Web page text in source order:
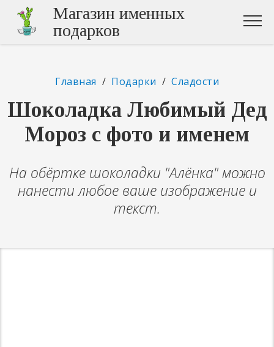
Магазин именных
подарков
Главная / Подарки / Сладости
Шоколадка Любимый Дед
Мороз с фото и именем
На обёртке шоколадки "Алёнка" можно
нанести любое ваше изображение и
текст.